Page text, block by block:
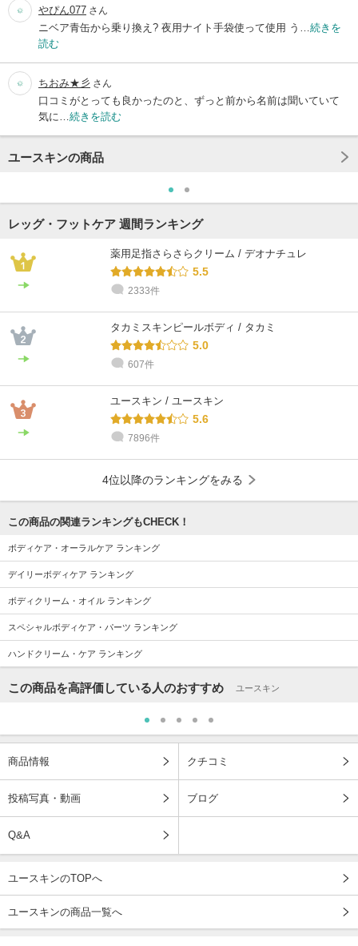
やぴん077 さん
ニベア青缶から乗り換え? 夜用ナイト手袋使って使用 う… 続きを
読む
ちおみ★彡 さん
口コミがとっても良かったのと、ずっと前から名前は聞いていて
気に… 続きを読む
ユースキンの商品
レッグ・フットケア 週間ランキング
薬用足指さらさらクリーム / デオナチュレ
5.5
2333件
タカミスキンピールボディ / タカミ
5.0
607件
ユースキン / ユースキン
5.6
7896件
4位以降のランキングをみる
この商品の関連ランキングもCHECK！
ボディケア・オーラルケア ランキング
デイリーボディケア ランキング
ボディクリーム・オイル ランキング
スペシャルボディケア・パーツ ランキング
ハンドクリーム・ケア ランキング
この商品を高評価している人のおすすめ ユースキン
商品情報 クチコミ
投稿写真・動画 ブログ
Q&A
ユースキンのTOPへ
ユースキンの商品一覧へ